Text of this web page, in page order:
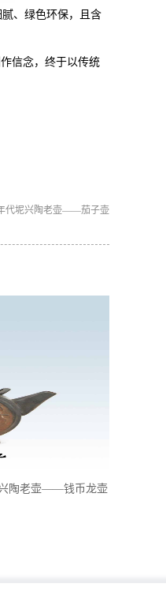
、绿色环保，且含
信念，终于以传统
代坭兴陶老壶——茄子壶
陶老壶——钱币龙壶